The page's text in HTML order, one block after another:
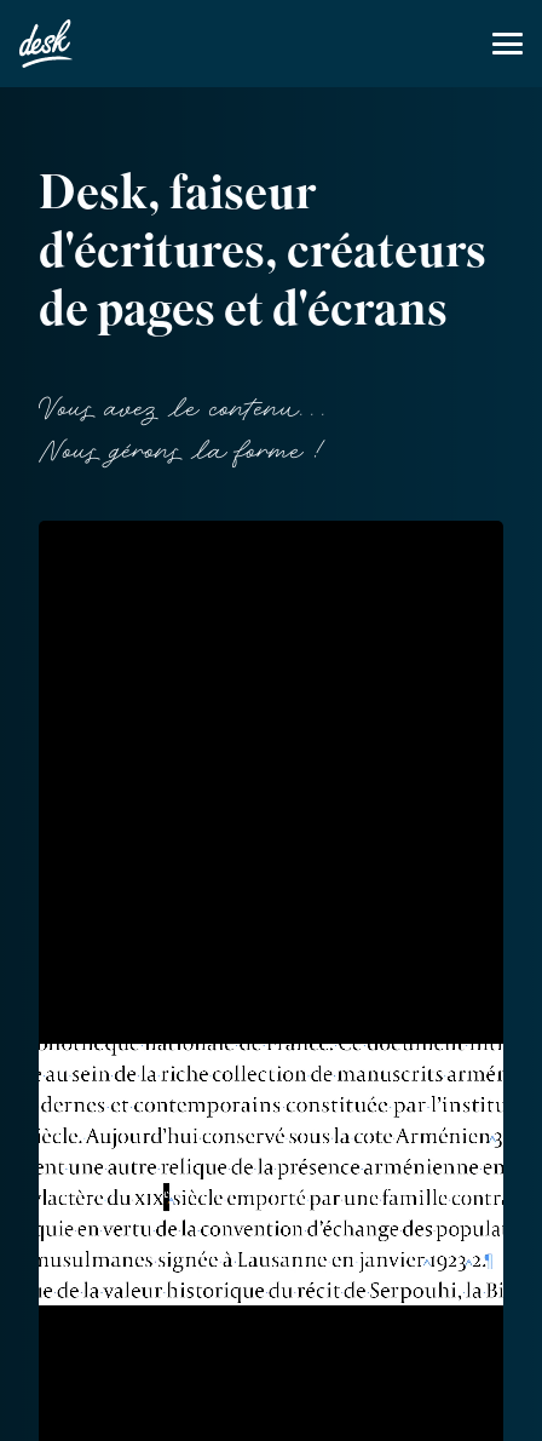
Desk, faiseur
d'écritures, créateurs
de pages et d'écrans
Vous avez le contenu...
Nous gérons la forme !